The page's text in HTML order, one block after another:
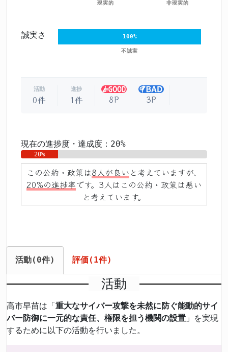
現実的 非現実的
誠実さ 100%
不誠実
活動
0件
進捗
1件 8P 3P
現在の進捗度・達成度：20%
20%
この公約・政策は8人が良い と考えていますが、
20%の進捗率です。3人はこの公約・政策は悪い
と考えています。
活動(0件) 評価(1件)
活動
高市早苗は「重大なサイバー攻撃を未然に防ぐ能動的サイ
バー防御に一元的な責任、権限を担う機関の設置 」を実現
するために以下の活動を行いました。